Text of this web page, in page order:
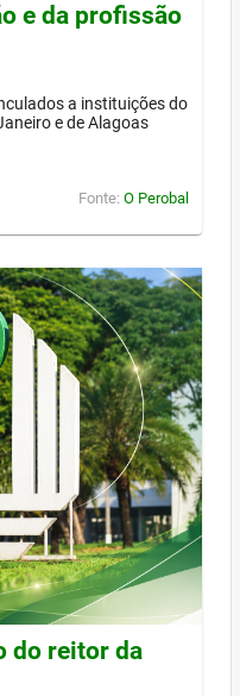
e da profissão
a instituições do
e de Alagoas
Fonte: O Perobal
do reitor da